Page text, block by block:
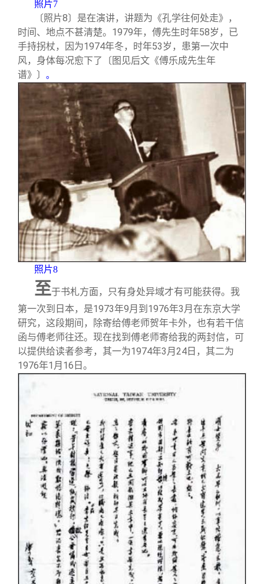
照片7
〔照片8〕是在演讲，讲题为《孔学往何处走》，
时间、地点不甚清楚。1979年，傅先生时年58岁，已
手持拐杖，因为1974年冬，时年53岁，患第一次中
风，身体每况愈下了〔图见后文《傅乐成先生年
谱》〕 。
照片8
至于书札方面，只有身处异域才有可能获得。我
第一次到日本，是1973年9月到1976年3月在东京大学
研究，这段期间，除寄给傅老师贺年卡外，也有若干信
函与傅老师往还。现在找到傅老师寄给我的两封信，可
以提供给读者参考，其一为1974年3月24日，其二为
1976年1月16日。